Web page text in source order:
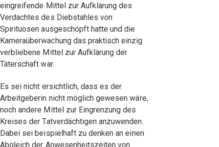
eingreifende Mittel zur Aufklärung des
Verdachtes des Diebstahles von
Spirituosen ausgeschöpft hatte und die
Kameraüberwachung das praktisch einzig
verbliebene Mittel zur Aufklärung der
Täterschaft war.
Es sei nicht ersichtlich, dass es der
Arbeitgeberin nicht möglich gewesen wäre,
noch andere Mittel zur Eingrenzung des
Kreises der Tatverdächtigen anzuwenden.
Dabei sei beispielhaft zu denken an einen
Abgleich der Anwesenheitszeiten von